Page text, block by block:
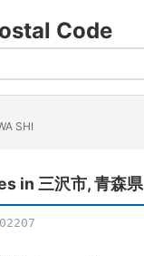
Code
SHI
in 三沢市, 青森県
02207